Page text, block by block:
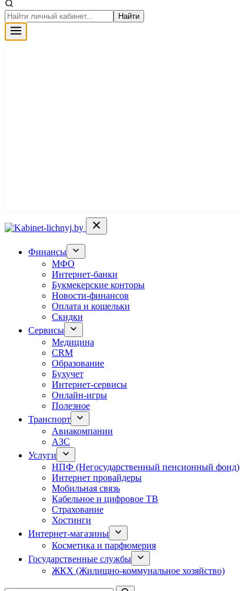
Найти
Финансы
МФО
Интернет-банки
Букмекерские конторы
Новости-финансов
Оплата и кошельки
Скидки
Сервисы
Медицина
CRM
Образование
Бухучет
Интернет-сервисы
Онлайн-игры
Полезное
Транспорт
Авиакомпании
АЗС
Услуги
НПФ (Негосударственный пенсионный фонд)
Интернет провайдеры
Мобильная связь
Кабельное и цифровое ТВ
Страхование
Хостинги
Интернет-магазины
Косметика и парфюмерия
Государственные службы
ЖКХ (Жилищно-коммунальное хозяйство)